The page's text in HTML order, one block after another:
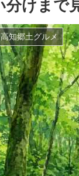
分けまで
高知郷土グルメ